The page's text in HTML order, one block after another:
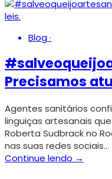
Blog·
Precisamos
Agentes sanitários
linguiças artesanais
Roberta Sudbrack no
nas suas redes sociais…
Continue lendo →